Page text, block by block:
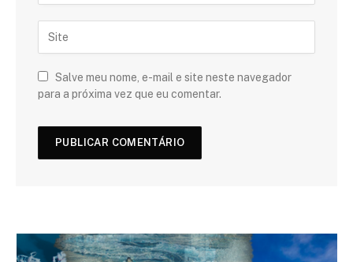
Salve meu nome, e-mail e site neste navegador
para a próxima vez que eu comentar.